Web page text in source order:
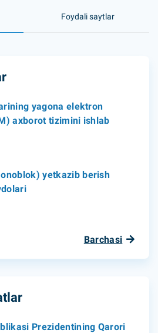
Foydali saytlar
yagona elektron
axborot tizimini ishlab
yetkazib berish
Barchasi
Prezidentining Qarori